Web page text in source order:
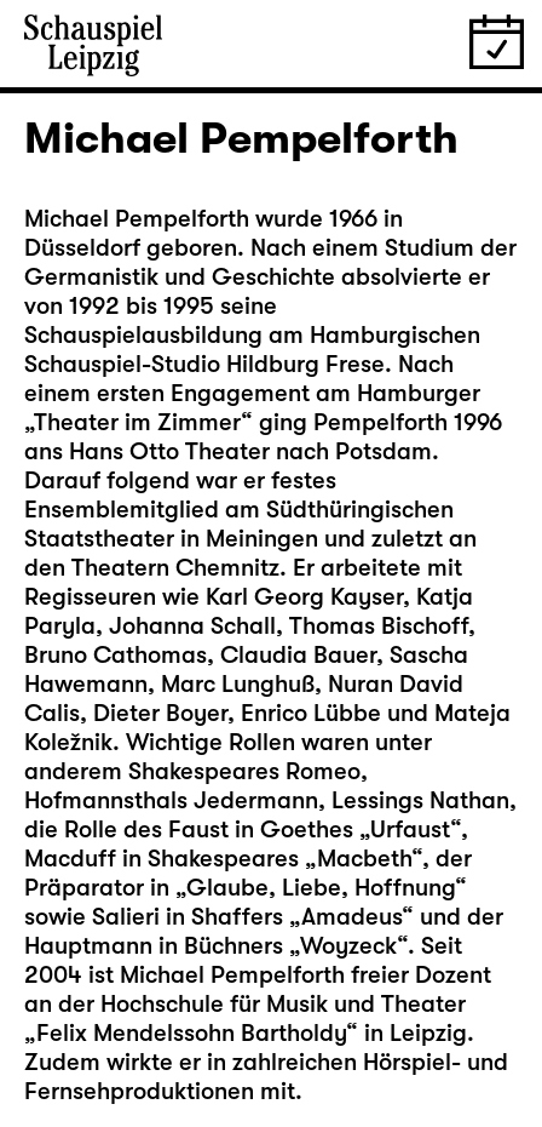
Michael Pempelforth
Michael Pempelforth wurde 1966 in
Düsseldorf geboren. Nach einem Studium der
Germanistik und Geschichte absolvierte er
von 1992 bis 1995 seine
Schauspielausbildung am Hamburgischen
Schauspiel-Studio Hildburg Frese. Nach
einem ersten Engagement am Hamburger
„Theater im Zimmer“ ging Pempelforth 1996
ans Hans Otto Theater nach Potsdam.
Darauf folgend war er festes
Ensemblemitglied am Südthüringischen
Staatstheater in Meiningen und zuletzt an
den Theatern Chemnitz. Er arbeitete mit
Regisseuren wie Karl Georg Kayser, Katja
Paryla, Johanna Schall, Thomas Bischoff,
Bruno Cathomas, Claudia Bauer, Sascha
Hawemann, Marc Lunghuß, Nuran David
Calis, Dieter Boyer, Enrico Lübbe und Mateja
Koležnik. Wichtige Rollen waren unter
anderem Shakespeares Romeo,
Hofmannsthals Jedermann, Lessings Nathan,
die Rolle des Faust in Goethes „Urfaust“,
Macduff in Shakespeares „Macbeth“, der
Präparator in „Glaube, Liebe, Hoffnung“
sowie Salieri in Shaffers „Amadeus“ und der
Hauptmann in Büchners „Woyzeck“. Seit
2004 ist Michael Pempelforth freier Dozent
an der Hochschule für Musik und Theater
„Felix Mendelssohn Bartholdy“ in Leipzig.
Zudem wirkte er in zahlreichen Hörspiel- und
Fernsehproduktionen mit.